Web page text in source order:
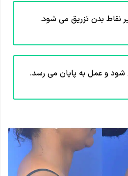
نقاط بدن تزریق می شود.
شود و عمل به پایان می رسد.